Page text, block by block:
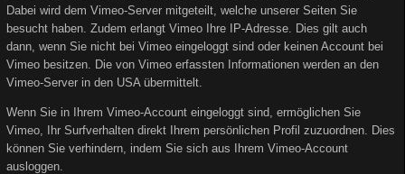
Dabei wird dem Vimeo-Server mitgeteilt, welche unserer Seiten Sie
besucht haben. Zudem erlangt Vimeo Ihre IP-Adresse. Dies gilt auch
dann, wenn Sie nicht bei Vimeo eingeloggt sind oder keinen Account bei
Vimeo besitzen. Die von Vimeo erfassten Informationen werden an den
Vimeo-Server in den USA übermittelt.
Wenn Sie in Ihrem Vimeo-Account eingeloggt sind, ermöglichen Sie
Vimeo, Ihr Surfverhalten direkt Ihrem persönlichen Profil zuzuordnen. Dies
können Sie verhindern, indem Sie sich aus Ihrem Vimeo-Account
ausloggen.